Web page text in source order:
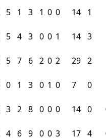
5 1 3 1 0 0 14 1
5 4 3 0 0 1 14 3
5 7 6 2 0 2 29 2
0 1 3 0 1 0 7 0
3 2 8 0 0 0 14 0
4 6 9 0 0 3 17 4